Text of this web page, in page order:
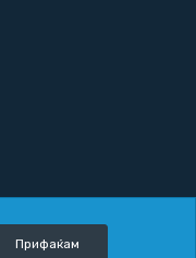
Прифаќам